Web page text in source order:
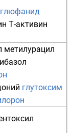
Т-активин
метилурацил
глутоксим